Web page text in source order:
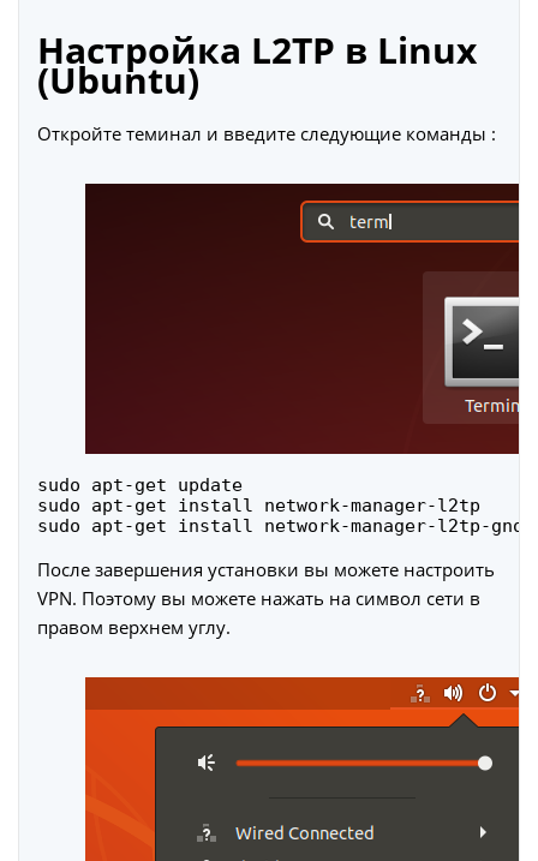
Настройка L2TP в Linux
(Ubuntu)
Откройте теминал и введите следующие команды :
sudo apt-get update
sudo apt-get install network-manager-l2tp
sudo apt-get install network-manager-l2tp-
После завершения установки вы можете настроить
VPN. Поэтому вы можете нажать на символ сети в
правом верхнем углу.